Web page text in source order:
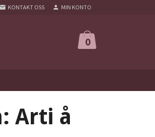
KONTAKT OSS MIN KONTO
0
Arti å